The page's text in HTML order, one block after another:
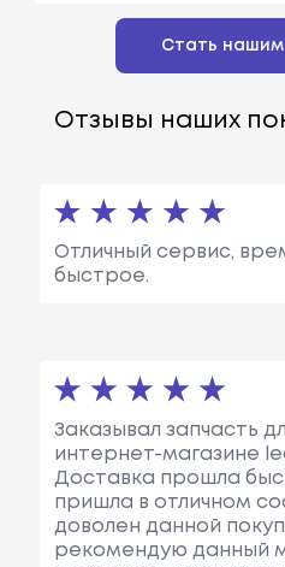
Стать
Отзывы наших
Отличный сервис,
быстрое.
Заказывал запчасть
интернет-магазине
Доставка прошла
пришла в отличном
доволен данной
рекомендую данный